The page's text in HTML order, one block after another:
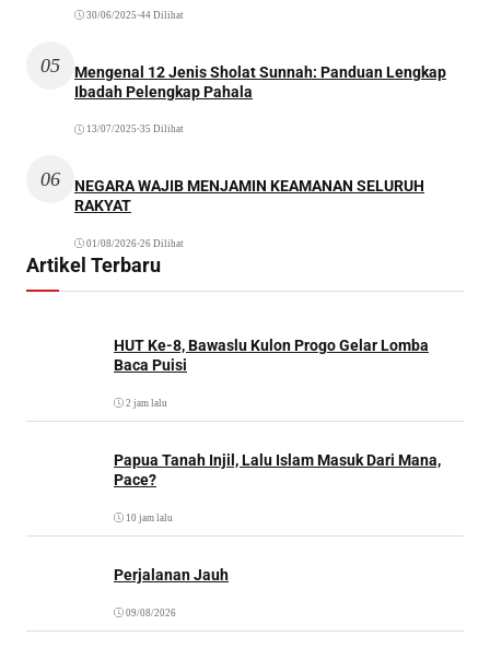
30/06/2025 •44 Dilihat
05
Mengenal 12 Jenis Sholat Sunnah: Panduan Lengkap
Ibadah Pelengkap Pahala
13/07/2025 •35 Dilihat
06
NEGARA WAJIB MENJAMIN KEAMANAN SELURUH
RAKYAT
01/08/2026•26 Dilihat
Artikel Terbaru
HUT Ke-8, Bawaslu Kulon Progo Gelar Lomba
Baca Puisi
2 jam lalu
Papua Tanah Injil, Lalu Islam Masuk Dari Mana,
Pace?
10 jam lalu
Perjalanan Jauh
09/08/2026